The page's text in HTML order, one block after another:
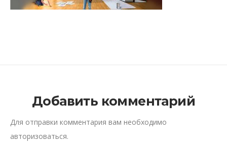
Добавить комментарий
Для отправки комментария вам необходимо
авторизоваться.